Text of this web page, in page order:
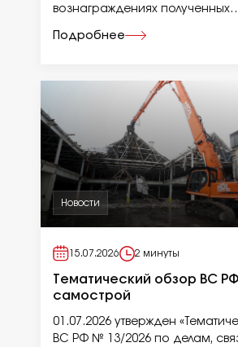
вознаграждениях полученных
Подробнее
Новости
15.07.2026 2 минуты
Тематический обзор ВС
самострой
01.07.2026 утвержден
ВС РФ № 13/2026 по делам,